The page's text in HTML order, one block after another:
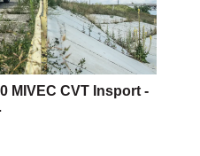
MIVEC CVT Insport -